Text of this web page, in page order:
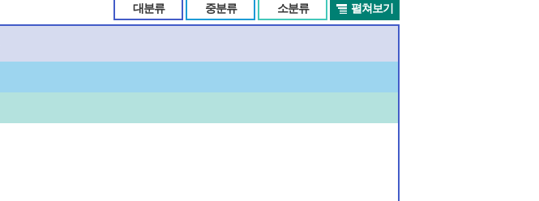
대분류 중분류 소분류 펼쳐보기